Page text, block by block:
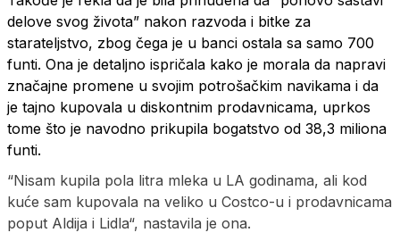
delove svog života” nakon razvoda i bitke za
starateljstvo, zbog čega je u banci ostala sa samo 700
funti. Ona je detaljno ispričala kako je morala da napravi
značajne promene u svojim potrošačkim navikama i da
je tajno kupovala u diskontnim prodavnicama, uprkos
tome što je navodno prikupila bogatstvo od 38,3 miliona
funti.
“Nisam kupila pola litra mleka u LA godinama, ali kod
kuće sam kupovala na veliko u Costco-u i prodavnicama
poput Aldija i Lidla“, nastavila je ona.